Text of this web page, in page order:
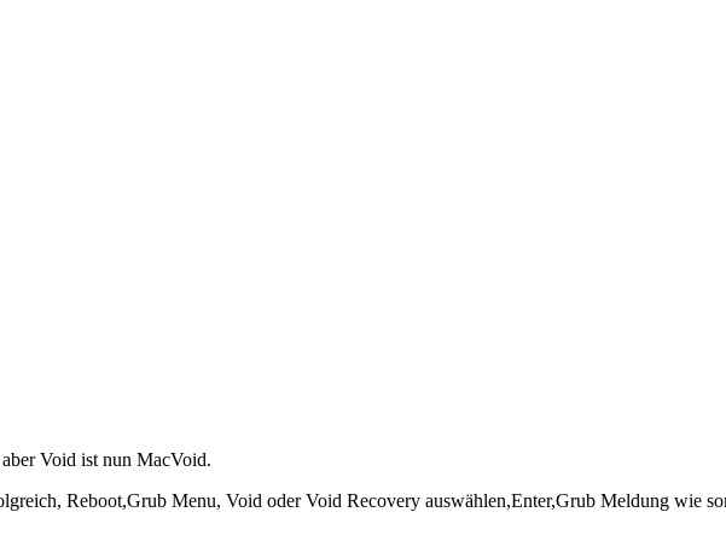
Void ist nun MacVoid.
Reboot,Grub Menu, Void oder Void Recovery auswählen,Enter,Grub Meldung wie